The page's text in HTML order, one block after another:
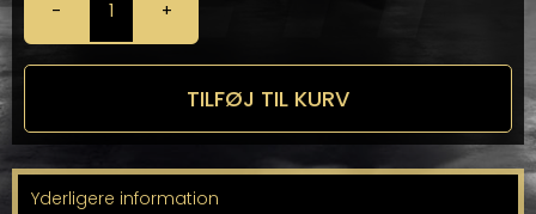
OZ
Ultraleggera
HLT
antal
TILFØJ TIL KURV
Yderligere information